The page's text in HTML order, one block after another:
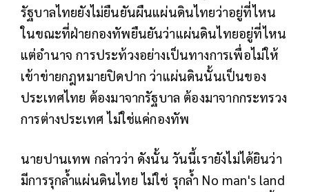
รัฐบาลไทยยังไม่ยืนยันผืนแผ่นดินไทยว่าอยู่ที่ไหน
ในขณะที่ฝ่ายกองทัพยืนยันว่าแผ่นดินไทยอยู่ที่ไหน
แต่อำนาจ การประท้วงอย่างเป็นทางการเพื่อไม่ให้
เข้าข่ายกฎหมายปิดปาก ว่าแผ่นดินนั้นเป็นของ
ประเทศไทย ต้องมาจากรัฐบาล ต้องมาจากกระทรวง
การต่างประเทศ ไม่ใช่แค่กองทัพ
นายปานเทพ กล่าวว่า ดังนั้น วันนี้เรายังไม่ได้ยินว่า
มีการรุกล้ำแผ่นดินไทย ไม่ใช่ รุกล้ำ No man's land